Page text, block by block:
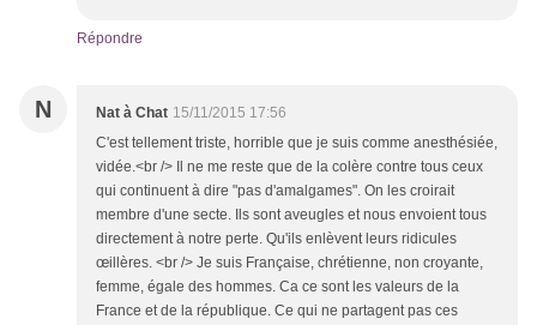
Répondre
N Nat à Chat 15/11/2015 17:56
C'est tellement triste, horrible que je suis comme anesthésiée,
vidée.<br /> Il ne me reste que de la colère contre tous ceux
qui continuent à dire "pas d'amalgames". On les croirait
membre d'une secte. Ils sont aveugles et nous envoient tous
directement à notre perte. Qu'ils enlèvent leurs ridicules
œillères. <br /> Je suis Française, chrétienne, non croyante,
femme, égale des hommes. Ca ce sont les valeurs de la
France et de la république. Ce qui ne partagent pas ces